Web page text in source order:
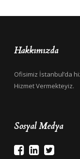
Hakkımızda
Ofisimiz İstanbul’da
Hizmet Vermekteyiz.
Sosyal Medya